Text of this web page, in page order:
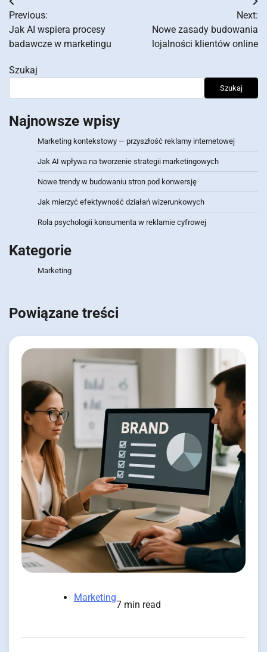
Nawigacja
wpisu
Previous:
Jak AI wspiera procesy
badawcze w marketingu
Next:
Nowe zasady budowania
lojalności klientów online
Szukaj
Szukaj
Najnowsze wpisy
Marketing kontekstowy — przyszłość reklamy internetowej
Jak AI wpływa na tworzenie strategii marketingowych
Nowe trendy w budowaniu stron pod konwersję
Jak mierzyć efektywność działań wizerunkowych
Rola psychologii konsumenta w reklamie cyfrowej
Kategorie
Marketing
Powiązane treści
Marketing
7 min read